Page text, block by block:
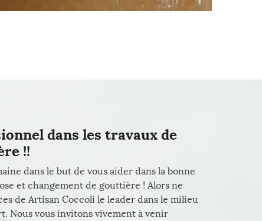
dans les travaux de
!!
dans le but de vous aider dans la bonne
et changement de gouttière ! Alors ne
de Artisan Coccoli le leader dans le milieu
Nous vous invitons vivement à venir